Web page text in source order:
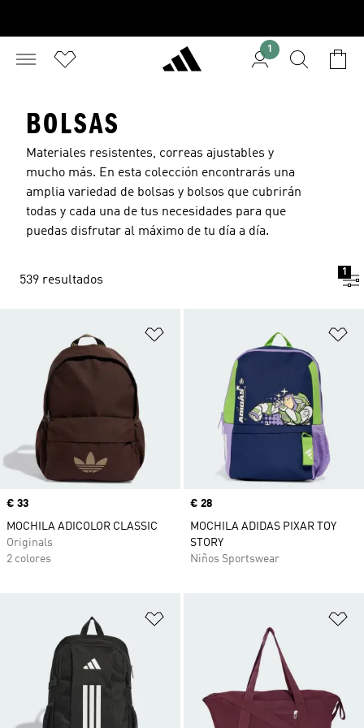
1
BOLSAS
Materiales resistentes, correas ajustables y
mucho más. En esta colección encontrarás una
amplia variedad de bolsas y bolsos que cubrirán
todas y cada una de tus necesidades para que
puedas disfrutar al máximo de tu día a día.
539 resultados
1
Añadir a la lista de deseos
Precio
€ 33
MOCHILA ADICOLOR CLASSIC
Originals
2 colores
Precio
€ 28
MOCHILA ADIDAS PIXAR TOY
STORY
Niños Sportswear